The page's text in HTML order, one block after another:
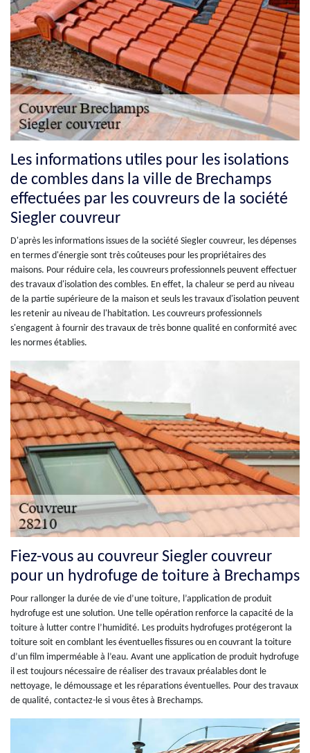
Les informations utiles pour les isolations
de combles dans la ville de Brechamps
effectuées par les couvreurs de la société
Siegler couvreur
D'après les informations issues de la société Siegler couvreur, les dépenses
en termes d'énergie sont très coûteuses pour les propriétaires des
maisons. Pour réduire cela, les couvreurs professionnels peuvent effectuer
des travaux d'isolation des combles. En effet, la chaleur se perd au niveau
de la partie supérieure de la maison et seuls les travaux d'isolation peuvent
les retenir au niveau de l'habitation. Les couvreurs professionnels
s'engagent à fournir des travaux de très bonne qualité en conformité avec
les normes établies.
Fiez-vous au couvreur Siegler couvreur
pour un hydrofuge de toiture à Brechamps
Pour rallonger la durée de vie d’une toiture, l’application de produit
hydrofuge est une solution. Une telle opération renforce la capacité de la
toiture à lutter contre l’humidité. Les produits hydrofuges protégeront la
toiture soit en comblant les éventuelles fissures ou en couvrant la toiture
d’un film imperméable à l’eau. Avant une application de produit hydrofuge
il est toujours nécessaire de réaliser des travaux préalables dont le
nettoyage, le démoussage et les réparations éventuelles. Pour des travaux
de qualité, contactez-le si vous êtes à Brechamps.